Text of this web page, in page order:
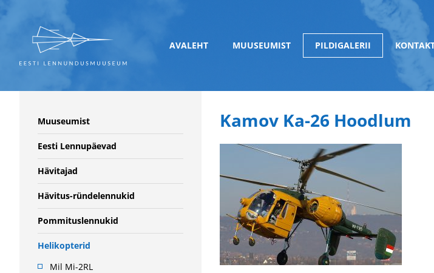
AVALEHT MUUSEUMIST PILDIGALERII
Muuseumist
Eesti Lennupäevad
Hävitajad
Hävitus-ründelennukid
Pommituslennukid
Helikopterid
Mil Mi-2RL
Kamov Ka-26 Hoodlum